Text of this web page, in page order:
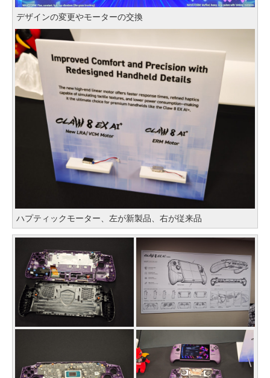
デザインの変更やモーターの交換
ハプティックモーター、左が新製品、右が従来品